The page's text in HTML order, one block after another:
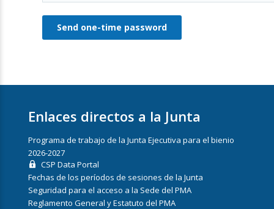
Enlaces directos a la Junta
Programa de trabajo de la Junta Ejecutiva para el bienio
2026-2027
CSP Data Portal
Fechas de los períodos de sesiones de la Junta
Seguridad para el acceso a la Sede del PMA
Reglamento General y Estatuto del PMA